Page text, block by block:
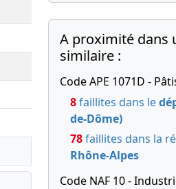
A proximité dans
similaire :
Code APE 1071D -
8faillites dans le
de-Dôme)
78faillites dans la
Rhône-Alpes
Code NAF 10 -